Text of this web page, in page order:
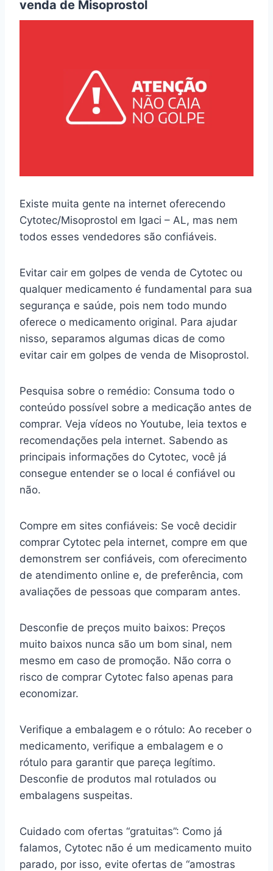
venda de Misoprostol
Existe muita gente na internet oferecendo
Cytotec/Misoprostol em Igaci – AL, mas nem
todos esses vendedores são confiáveis.
Evitar cair em golpes de venda de Cytotec ou
qualquer medicamento é fundamental para sua
segurança e saúde, pois nem todo mundo
oferece o medicamento original. Para ajudar
nisso, separamos algumas dicas de como
evitar cair em golpes de venda de Misoprostol.
Pesquisa sobre o remédio: Consuma todo o
conteúdo possível sobre a medicação antes de
comprar. Veja vídeos no Youtube, leia textos e
recomendações pela internet. Sabendo as
principais informações do Cytotec, você já
consegue entender se o local é confiável ou
não.
Compre em sites confiáveis: Se você decidir
comprar Cytotec pela internet, compre em que
demonstrem ser confiáveis, com oferecimento
de atendimento online e, de preferência, com
avaliações de pessoas que comparam antes.
Desconfie de preços muito baixos: Preços
muito baixos nunca são um bom sinal, nem
mesmo em caso de promoção. Não corra o
risco de comprar Cytotec falso apenas para
economizar.
Verifique a embalagem e o rótulo: Ao receber o
medicamento, verifique a embalagem e o
rótulo para garantir que pareça legítimo.
Desconfie de produtos mal rotulados ou
embalagens suspeitas.
Cuidado com ofertas “gratuitas”: Como já
falamos, Cytotec não é um medicamento muito
parado, por isso, evite ofertas de “amostras